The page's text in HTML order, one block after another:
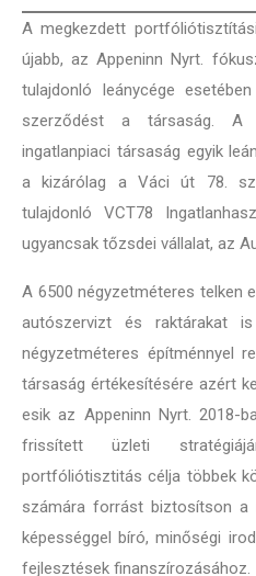
A megkezdett
újabb, az Appeninn Nyrt.
tulajdonló leánycége
szerződést a társaság. A
ingatlanpiaci társaság egyik
a kizárólag a Váci út 78.
tulajdonló VCT78
ugyancsak tőzsdei vállalat, az
A 6500 négyzetméteres telken
autószervizt és raktárakat
négyzetméteres építménnyel
társaság értékesítésére azért
esik az Appeninn Nyrt. 2018-
frissített üzleti
portfóliótisztitás célja többek
számára forrást biztosítson a
képességgel bíró, minőségi
fejlesztések finanszírozásához.